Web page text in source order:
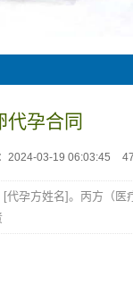
代孕合同
2024-03-19 06:03:45
孕方姓名]。丙方（